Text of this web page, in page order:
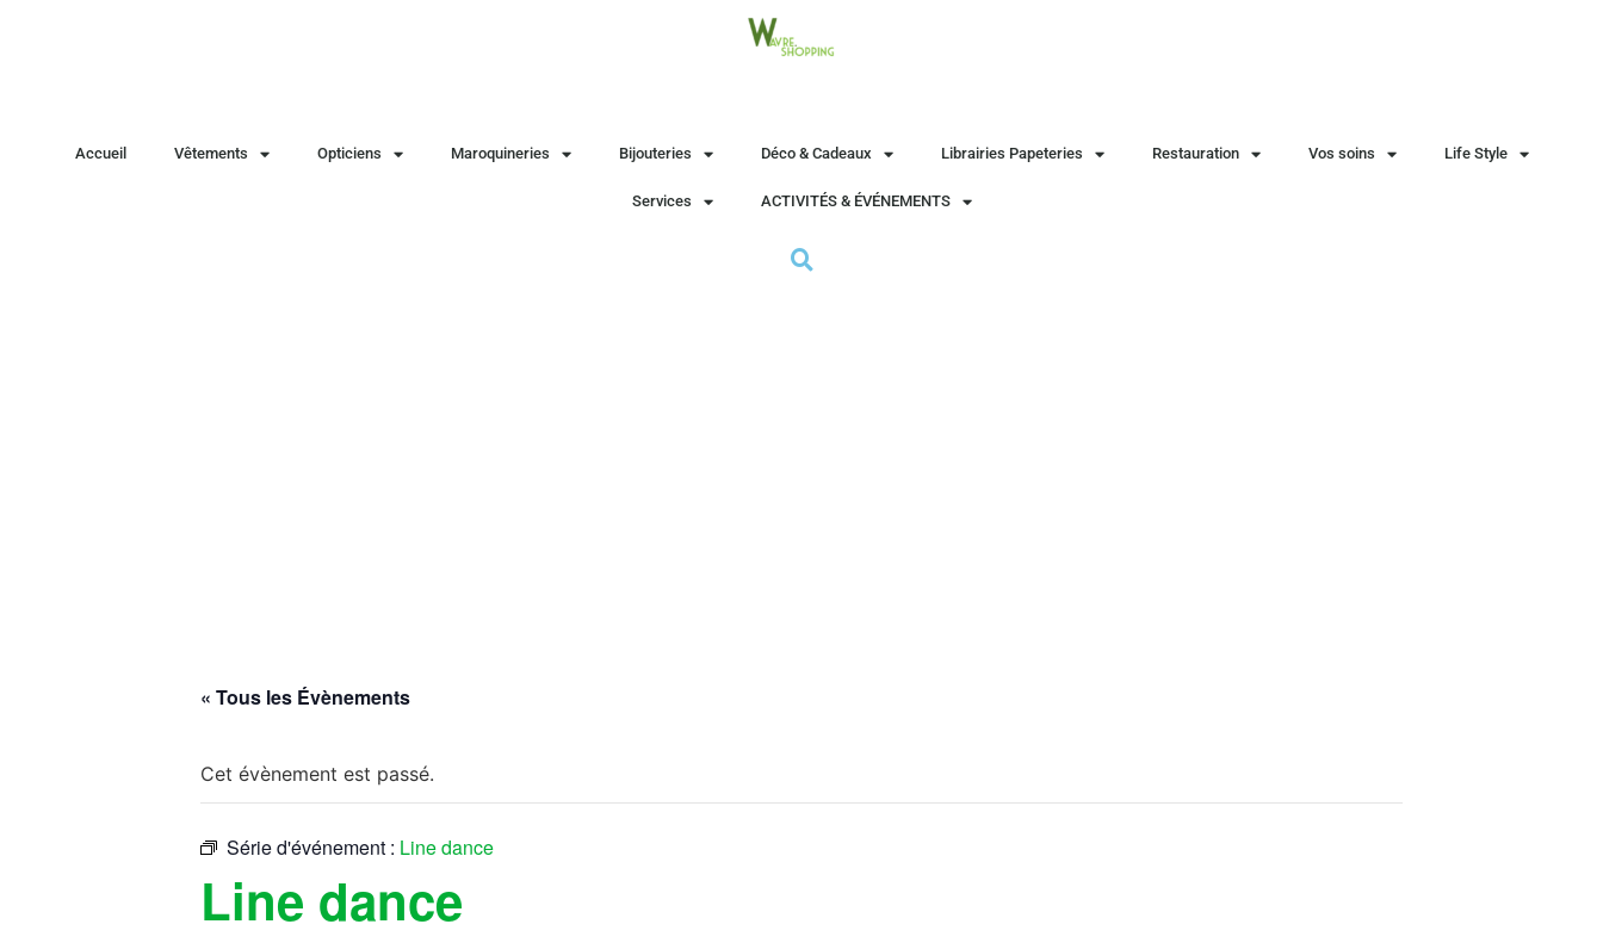
Accueil Vêtements Opticiens Maroquineries Bijouteries Déco & Cadeaux Librairies Papeteries Restauration Vos soins Life Style
Services ACTIVITÉS & ÉVÉNEMENTS
« Tous les Évènements
Cet évènement est passé.
Série d'événement : Line dance
Line dance